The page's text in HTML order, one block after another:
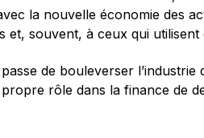
la nouvelle économie des
et, souvent, à ceux qui
de bouleverser
rôle dans la finance de